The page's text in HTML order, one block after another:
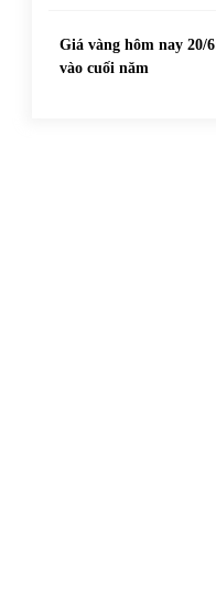
Giá vàng hôm nay 20/
vào cuối năm